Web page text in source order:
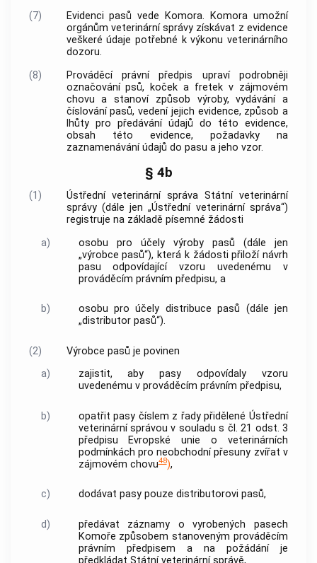
(7)
Evidenci pasů vede Komora. Komora umožní
orgánům veterinární správy získávat z evidence
veškeré údaje potřebné k výkonu veterinárního
dozoru.
(8)
Prováděcí právní předpis upraví podrobněji
označování psů, koček a fretek v zájmovém
chovu a stanoví způsob výroby, vydávání a
číslování pasů, vedení jejich evidence, způsob a
lhůty pro předávání údajů do této evidence,
obsah této evidence, požadavky na
zaznamenávání údajů do pasu a jeho vzor.
§ 4b
(1) Ústřední veterinární správa Státní veterinární
správy(dále jen „Ústřední veterinární správa“)
registruje na základě písemné žádosti
a)
osobu pro účely výroby pasů (dále jen
„výrobce pasů“), která k žádosti přiloží návrh
pasu odpovídající vzoru uvedenému v
prováděcím právním předpisu, a
b)
osobu pro účely distribuce pasů (dále jen
„distributor pasů“).
(2)
Výrobce pasů je povinen
a)
zajistit, aby pasy odpovídaly vzoru
uvedenému v prováděcím právním předpisu,
b)
opatřit pasy číslem z řady přidělené Ústřední
veterinární správou v souladu s čl. 21 odst. 3
předpisu Evropské unie o veterinárních
podmínkách pro neobchodní přesuny zvířat v
zájmovém chovu48),
c) dodávat pasy pouze distributorovi pasů,
d)
předávat záznamy o vyrobených pasech
Komoře způsobem stanoveným prováděcím
právním předpisem a na požádání je
předkládat Státní veterinární správě,